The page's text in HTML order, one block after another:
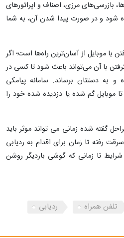
بازرسی‌های مرزی، اصناف و اپراتورهای
شود و در صورت پیدا شدن آن، به شما
با موبایل از آسان‌ترین راه‌ها است؛ اگر
با آن می‌تواند باعث شود تا کسی در
و به دستتان برساند. سامانه پیامکی
تا موبایل گم شده یا دزدیده شده خود را
گفته شده زمانی می تواند موثر باید
رفته تا زمان برای اقدام به ردیابی
تا زمانی که گوشی باردیگر روشن
تلفن همراه
ردیابی